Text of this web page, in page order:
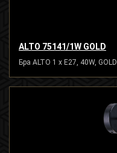
ALTO 75141/1W GOLD
Бра ALTO 1 x E27, 40W, GOLD